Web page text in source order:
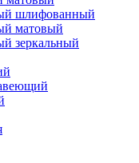
шлифованный
матовый
зеркальный